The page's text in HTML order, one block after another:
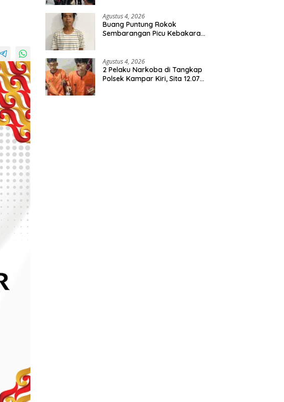
Agustus 4, 2026
Buang Puntung Rokok
Sembarangan Picu Kebakaran
Agustus 4, 2026
2 Pelaku Narkoba di Tangkap
Polsek Kampar Kiri, Sita 12.07